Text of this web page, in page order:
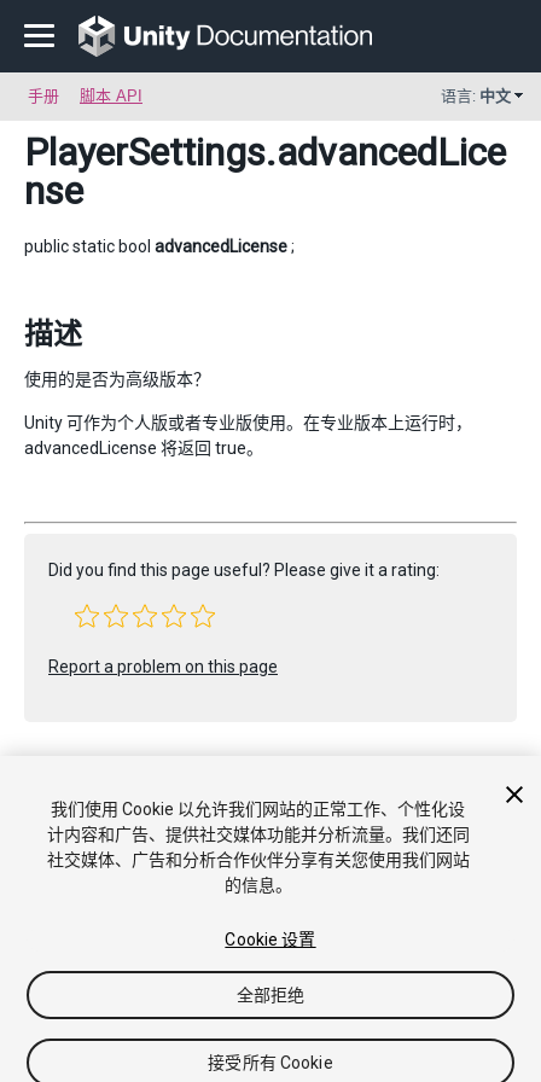
手册 脚本 API 语言: 中文
PlayerSettings.advancedLice
nse
public static bool advancedLicense;
描述
使用的是否为高级版本？
Unity 可作为个人版或者专业版使用。在专业版本上运行时，
advancedLicense 将返回 true。
Did you find this page useful? Please give it a rating:
Report a problem on this page
Copyright © 2018 Unity Technologies. Publication 2017.3
论坛
我们使用 Cookie 以允许我们网站的正常工作、个性化设
计内容和广告、提供社交媒体功能并分析流量。我们还同
社交媒体、广告和分析合作伙伴分享有关您使用我们网站
的信息。
Cookie 设置
全部拒绝
接受所有 Cookie